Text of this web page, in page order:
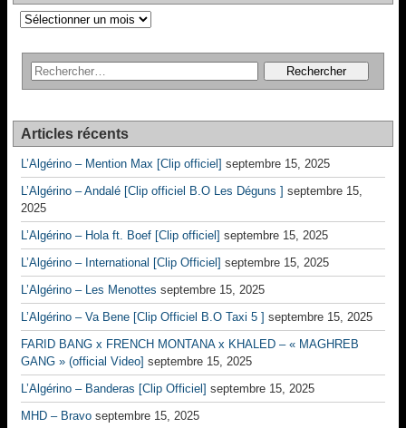
Archives
Articles récents
L’Algérino – Mention Max [Clip officiel] septembre 15, 2025
L’Algérino – Andalé [Clip officiel B.O Les Déguns ] septembre 15,
2025
L’Algérino – Hola ft. Boef [Clip officiel] septembre 15, 2025
L’Algérino – International [Clip Officiel] septembre 15, 2025
L’Algérino – Les Menottes septembre 15, 2025
L’Algérino – Va Bene [Clip Officiel B.O Taxi 5 ] septembre 15, 2025
FARID BANG x FRENCH MONTANA x KHALED – « MAGHREB
GANG » (official Video] septembre 15, 2025
L’Algérino – Banderas [Clip Officiel] septembre 15, 2025
MHD – Bravo septembre 15, 2025